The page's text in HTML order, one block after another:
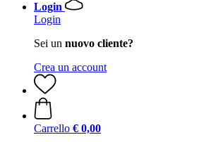
Login
Login
Sei un nuovo cliente?
Crea un account
Carrello € 0,00